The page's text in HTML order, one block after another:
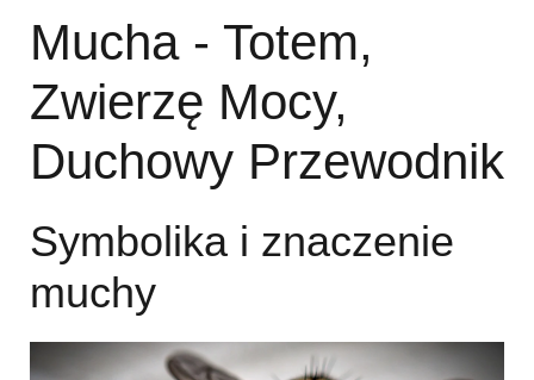
Mucha - Totem,
Zwierzę Mocy,
Duchowy Przewodnik
Symbolika i znaczenie
muchy